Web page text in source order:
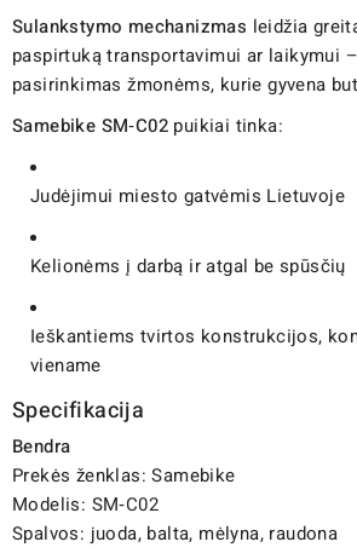
Sulankstymo mechanizmas leidžia
paspirtuką transportavimui ar laikymui
pasirinkimas žmonėms, kurie gyvena
Samebike SM‑C02 puikiai tinka:
Judėjimui miesto gatvėmis Lietuvoje
Kelionėms į darbą ir atgal be spūsčių
Ieškantiems tvirtos konstrukcijos,
viename
Specifikacija
Bendra
Prekės ženklas: Samebike
Modelis: SM‑C02
Spalvos: juoda, balta, mėlyna, raudona